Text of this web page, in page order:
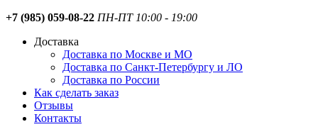
+7 (985) 059-08-22 ПН-ПТ 10:00 - 19:00
Доставка
Доставка по Москве и МО
Доставка по Санкт-Петербургу и ЛО
Доставка по России
Как сделать заказ
Отзывы
Контакты